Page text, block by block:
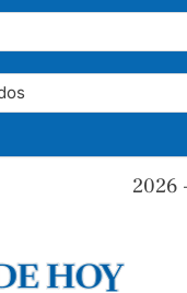
2026